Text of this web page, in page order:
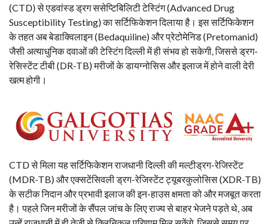
(CTD) से एडवांस्ड ड्रग ससेप्टिबिलिटी टेस्टिंग (Advanced Drug
Susceptibility Testing) का सर्टिफिकेशन दिलाया है। इस सर्टिफिकेशन
के तहत अब बेडाक्विलाइन (Bedaquiline) और प्रेटोमेनिड (Pretomanid)
जैसी अत्याधुनिक दवाओं की टेस्टिंग दिल्ली में ही संभव हो सकेगी, जिससे ड्रग-
रेसिस्टेंट टीबी (DR-TB) मरीजों के डायग्नोसिस और इलाज में होने वाली देरी
खत्म होगी।
CTD से मिला यह सर्टिफिकेशन राजधानी दिल्ली की मल्टीड्रग-रेजिस्टेंट
(MDR-TB) और एक्सटेंसिवली ड्रग-रेजिस्टेंट ट्यूबरकुलोसिस (XDR-TB)
के सटीक निदान और प्रभावी इलाज की इन-हाउस क्षमता को और मजबूत करता
है। पहले जिन मरीजों के सैंपल जांच के लिए राज्य से बाहर भेजने पड़ते थे, अब